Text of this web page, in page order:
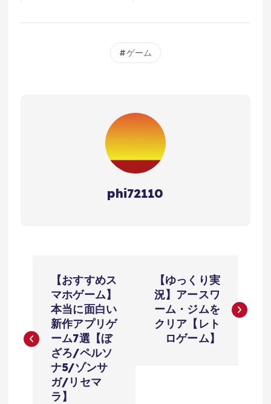
ゲーム
phi72110
ナ
【おすすめス
マホゲーム】
本当に面白い
新作アプリゲ
ーム7選【ぼ
ざろ/ペルソ
ナ5/ゾンサ
ガ/リセマ
ラ】
【ゆっくり実
況】アースワ
ーム・ジムを
クリア【レト
ロゲーム】